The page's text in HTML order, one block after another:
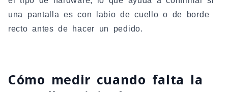
una pantalla es con labio de cuello o de borde
recto antes de hacer un pedido.
Cómo medir cuando falta la